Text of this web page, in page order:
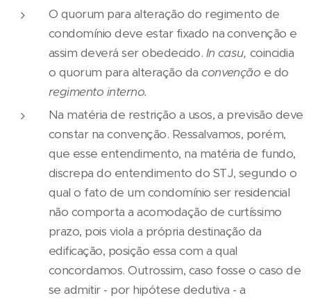
O quorum para alteração do regimento de
condomínio deve estar fixado na convenção e
assim deverá ser obedecido. In casu, coincidia
o quorum para alteração daconvenção e do
regimento interno.
Na matéria de restrição a usos, a previsão deve
constar na convenção. Ressalvamos, porém,
que esse entendimento, na matéria de fundo,
discrepa do entendimento do STJ, segundo o
qual o fato de um condomínio ser residencial
não comporta a acomodação de curtíssimo
prazo, pois viola a própria destinação da
edificação, posição essa com a qual
concordamos. Outrossim, caso fosse o caso de
se admitir - por hipótese dedutiva - a